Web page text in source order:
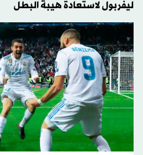
ليفربول لاستعادة هيبة البطل